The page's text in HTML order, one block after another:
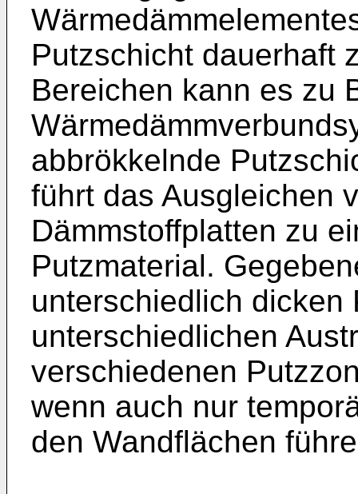
Putzschicht dauerhaft
Bereichen kann es zu
abbrökkelnde
führt das Ausgleichen
Dämmstoffplatten zu
Putzmaterial.
unterschiedlich dicken
unterschiedlichen
verschiedenen
wenn auch nur
den Wandflächen